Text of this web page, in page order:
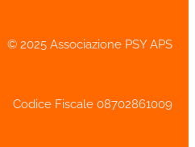
© 2025 Associazione PSY APS
Codice Fiscale 08702861009